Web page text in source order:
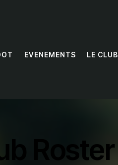
EVENEMENTS LE CLUB
Roster